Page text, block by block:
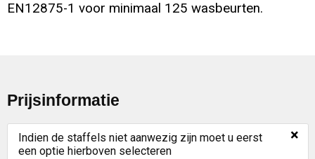
EN12875-1 voor minimaal 125 wasbeurten.
Prijsinformatie
Indien de staffels niet aanwezig zijn moet u eerst
een optie hierboven selecteren
×